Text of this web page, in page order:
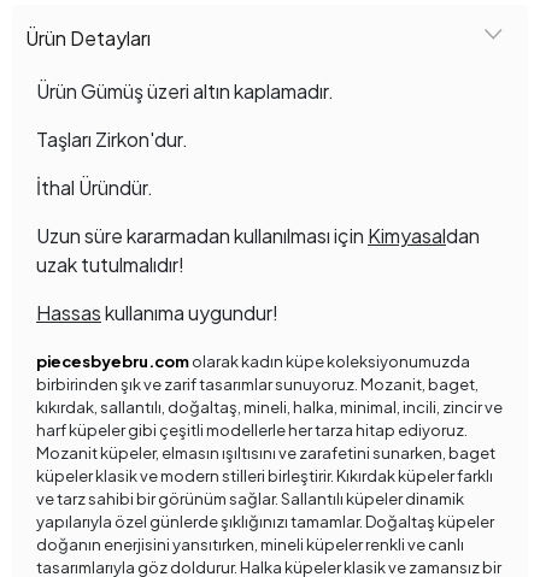
Ürün Detayları
Ürün Gümüş üzeri altın kaplamadır.
Taşları Zirkon'dur.
İthal Üründür.
Uzun süre kararmadan kullanılması için Kimyasaldan
uzak tutulmalıdır!
Hassaskullanıma uygundur!
piecesbyebru.comolarak kadın küpe koleksiyonumuzda
birbirinden şık ve zarif tasarımlar sunuyoruz. Mozanit, baget,
kıkırdak, sallantılı, doğaltaş, mineli, halka, minimal, incili, zincir ve
harf küpeler gibi çeşitli modellerle her tarza hitap ediyoruz.
Mozanit küpeler, elmasın ışıltısını ve zarafetini sunarken, baget
küpeler klasik ve modern stilleri birleştirir. Kıkırdak küpeler farklı
ve tarz sahibi bir görünüm sağlar. Sallantılı küpeler dinamik
yapılarıyla özel günlerde şıklığınızı tamamlar. Doğaltaş küpeler
doğanın enerjisini yansıtırken, mineli küpeler renkli ve canlı
tasarımlarıyla göz doldurur. Halka küpeler klasik ve zamansız bir